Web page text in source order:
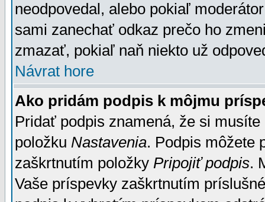
neodpovedal, alebo pokiaľ
sami zanechať odkaz prečo ho
zmazať, pokiaľ naň niekto už
Návrat hore
Ako pridám podpis k môjmu
Pridať podpis znamená, že si
položku Nastavenia. Podpis môžete
zaškrtnutím položky Pripojiť podpis.
Vaše príspevky zaškrtnutím